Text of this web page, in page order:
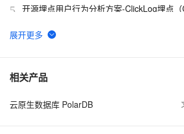
5 开源埋点用户行为分析方案-ClickLog埋点（
6
《PolarDB-X开源分布式数据库实战进阶》
7 当 AI Coding 从单兵作战走向团队协作：多
8 PolarDB 开源基础教程系列 3 安装部署
相关产品
云原生数据库 PolarDB